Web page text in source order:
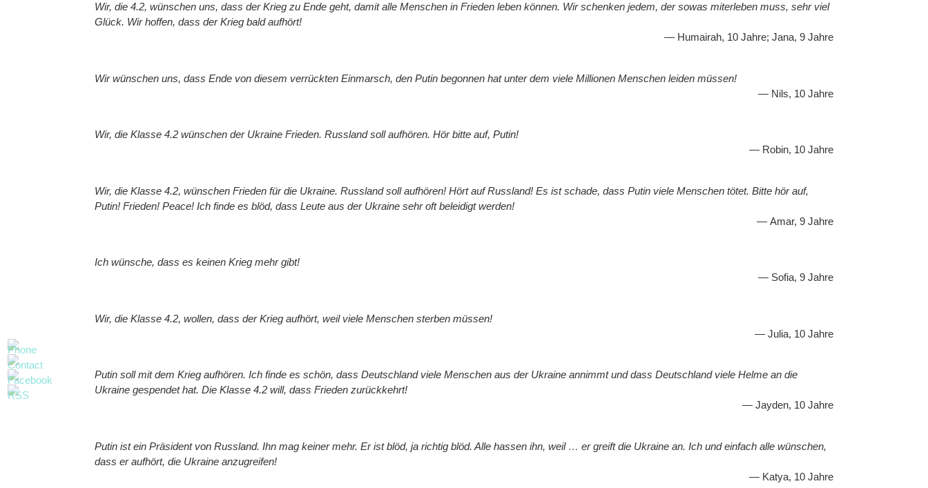
Wir, die 4.2, wünschen uns, dass der Krieg zu Ende geht, damit alle Menschen in Frieden leben können. Wir schenken jedem, der sowas miterleben muss, sehr viel
Glück. Wir hoffen, dass der Krieg bald aufhört!
Humairah, 10 Jahre; Jana, 9 Jahre
Wir wünschen uns, dass Ende von diesem verrückten Einmarsch, den Putin begonnen hat unter dem viele Millionen Menschen leiden müssen!
Nils, 10 Jahre
Wir, die Klasse 4.2 wünschen der Ukraine Frieden. Russland soll aufhören. Hör bitte auf, Putin!
Robin, 10 Jahre
Wir, die Klasse 4.2, wünschen Frieden für die Ukraine. Russland soll aufhören! Hört auf Russland! Es ist schade, dass Putin viele Menschen tötet. Bitte hör auf,
Putin! Frieden! Peace! Ich finde es blöd, dass Leute aus der Ukraine sehr oft beleidigt werden!
Amar, 9 Jahre
Ich wünsche, dass es keinen Krieg mehr gibt!
Sofia, 9 Jahre
Wir, die Klasse 4.2, wollen, dass der Krieg aufhört, weil viele Menschen sterben müssen!
Julia, 10 Jahre
Putin soll mit dem Krieg aufhören. Ich finde es schön, dass Deutschland viele Menschen aus der Ukraine annimmt und dass Deutschland viele Helme an die
Ukraine gespendet hat. Die Klasse 4.2 will, dass Frieden zurückkehrt!
Jayden, 10 Jahre
Putin ist ein Präsident von Russland. Ihn mag keiner mehr. Er ist blöd, ja richtig blöd. Alle hassen ihn, weil … er greift die Ukraine an. Ich und einfach alle wünschen,
dass er aufhört, die Ukraine anzugreifen!
Katya, 10 Jahre